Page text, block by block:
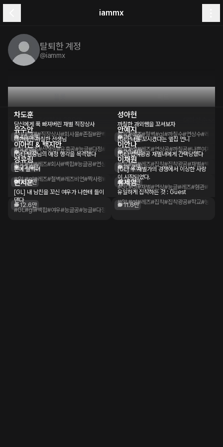
iammx
탈퇴한 계정
@iammx
플롯 피드
20개의 플롯 대화량 280만
49.3만
차도훈
당신에게 푹 빠져버린 재벌 직장상사
#사내연애#직장상사#회사물#존잘#완벽 #다정#연애#무뚝뚝#연상
35.2만
성아현
까칠한 과외쌤을 꼬셔보자
#GL#레즈#철벽#gl #까칠수#연상수#레즈비
25.1만
유수안
나한테만 까칠한 선생님
#GL#레즈#선생님#유혹공#능글#다정#연상#오바콤
23.4만
안예지
[GL] 나를 꼬시겠다는 옆집 언니
#GL#gl#레즈#연상공#까칠공#나쁜여자
22.9만
이아린 & 백지안
[GL] 팀장님의 애정 행각을 목격했다
#GL#gl#레즈#회사#백합#능글공#연상공 #까칠#다공일수
18.2만
이안나
[GL] 집착광공 재벌녀에게 간택당했다
#GL#gl#레즈#집착#집착광공#재벌#백합
16.0만
성유림
존예 철벽녀
#GL#gl#레즈#철벽#레즈비언#짝사랑#까칠#철벽녀
15.3만
이채원
[GL] 두 재벌가의 경쟁에서 이상한 사랑
이 시작되었다.
#GL#gl#재벌#연상#능글#레즈#혐관#혐관
12.6만
연시은
[GL] 내 남친을 꼬신 여우가 나한테 들이
댄다
#GL#gl#백합#여우#능글공#능글#다정 #집착#집착광공
11.6만
유세임
유일하게 집착하는 것 : Guest
#GL#gl#레즈#집착#집착광공#학교#능글공